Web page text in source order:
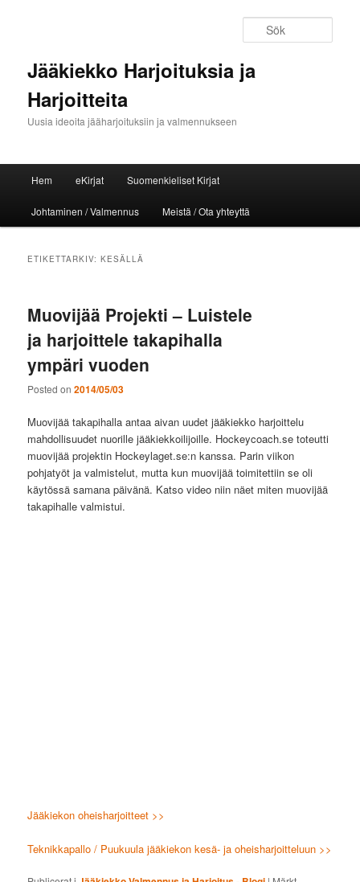
Jääkiekko Harjoituksia ja
Harjoitteita
Uusia ideoita jääharjoituksiin ja valmennukseen
Hoppa till huvudinnehåll
Hoppa till sekundärt innehåll
Hem eKirjat Suomenkieliset Kirjat
Johtaminen / Valmennus Meistä / Ota yhteyttä
ETIKETTARKIV:KESÄLLÄ
Muovijää Projekti – Luistele
ja harjoittele takapihalla
ympäri vuoden
Posted on2014/05/03
Muovijää takapihalla antaa aivan uudet jääkiekko harjoittelu
mahdollisuudet nuorille jääkiekkoilijoille. Hockeycoach.se toteutti
muovijää projektin Hockeylaget.se:n kanssa. Parin viikon
pohjatyöt ja valmistelut, mutta kun muovijää toimitettiin se oli
käytössä samana päivänä. Katso video niin näet miten muovijää
takapihalle valmistui.
Jääkiekon oheisharjoitteet >>
Teknikkapallo / Puukuula jääkiekon kesä- ja oheisharjoitteluun >>